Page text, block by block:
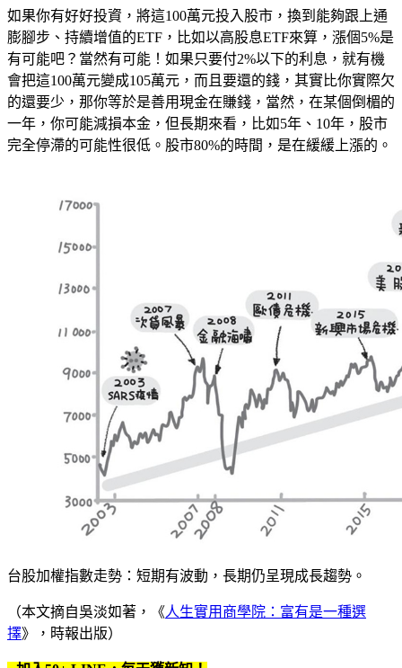
如果你有好好投資，將這100萬元投入股市，換到能夠跟上通
膨腳步、持續增值的ETF，比如以高股息ETF來算，漲個5%是
有可能吧？當然有可能！如果只要付2%以下的利息，就有機
會把這100萬元變成105萬元，而且要還的錢，其實比你實際欠
的還要少，那你等於是善用現金在賺錢，當然，在某個倒楣的
一年，你可能減損本金，但長期來看，比如5年、10年，股市
完全停滯的可能性很低。股市80%的時間，是在緩緩上漲的。
台股加權指數走勢：短期有波動，長期仍呈現成長趨勢。
（本文摘自吳淡如著，《人生實用商學院：富有是一種選
擇》，時報出版）